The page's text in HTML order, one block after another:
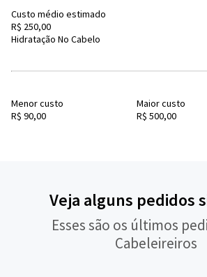
Custo médio estimado
R$ 250,00
Hidratação No Cabelo
Menor custo
R$ 90,00
Maior custo
R$ 500,00
Veja alguns pedidos
Esses são os últimos
Cabeleireiros